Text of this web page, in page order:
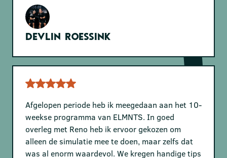
Devlin Roessink
Afgelopen periode heb ik meegedaan aan het 10-
weekse programma van ELMNTS. In goed
overleg met Reno heb ik ervoor gekozen om
alleen de simulatie mee te doen, maar zelfs dat
was al enorm waardevol. We kregen handige tips